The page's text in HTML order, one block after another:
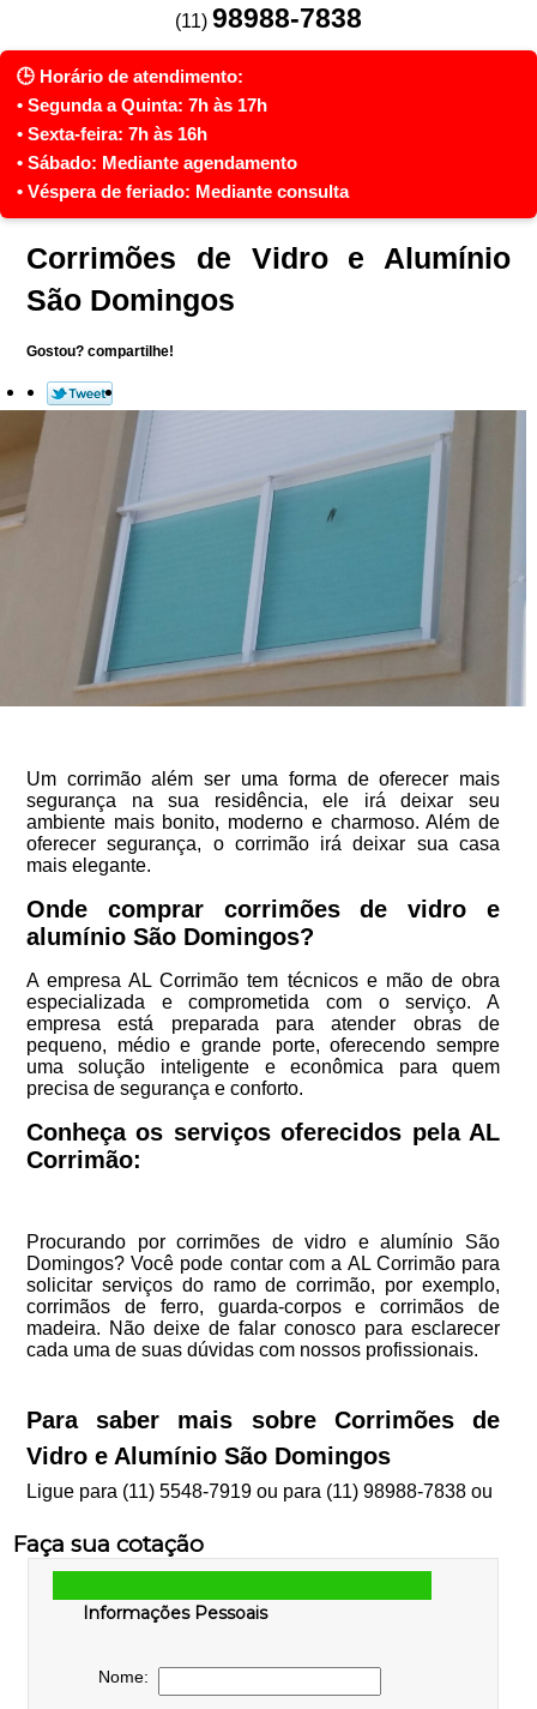
(11) 98988-7838
Corrimões de Vidro e Alumínio
São Domingos
Gostou? compartilhe!
Um corrimão além ser uma forma de oferecer mais
segurança na sua residência, ele irá deixar seu
ambiente mais bonito, moderno e charmoso. Além de
oferecer segurança, o corrimão irá deixar sua casa
mais elegante.
Onde comprar corrimões de vidro e
alumínio São Domingos?
A empresa AL Corrimão tem técnicos e mão de obra
especializada e comprometida com o serviço. A
empresa está preparada para atender obras de
pequeno, médio e grande porte, oferecendo sempre
uma solução inteligente e econômica para quem
precisa de segurança e conforto.
Conheça os serviços oferecidos pela AL
Corrimão:
Procurando por corrimões de vidro e alumínio São
Domingos? Você pode contar com a AL Corrimão para
solicitar serviços do ramo de corrimão, por exemplo,
corrimãos de ferro, guarda-corpos e corrimãos de
madeira. Não deixe de falar conosco para esclarecer
cada uma de suas dúvidas com nossos profissionais.
Para saber mais sobre Corrimões de
Vidro e Alumínio São Domingos
Ligue para (11) 5548-7919ou para (11) 98988-7838ou
Faça sua cotação
Informações Pessoais
Nome: